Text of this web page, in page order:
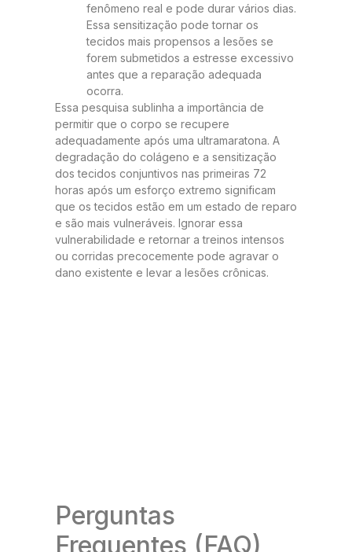
fenômeno real e pode durar vários dias.
Essa sensitização pode tornar os
tecidos mais propensos a lesões se
forem submetidos a estresse excessivo
antes que a reparação adequada
ocorra.
Essa pesquisa sublinha a importância de
permitir que o corpo se recupere
adequadamente após uma ultramaratona. A
degradação do colágeno e a sensitização
dos tecidos conjuntivos nas primeiras 72
horas após um esforço extremo significam
que os tecidos estão em um estado de reparo
e são mais vulneráveis. Ignorar essa
vulnerabilidade e retornar a treinos intensos
ou corridas precocemente pode agravar o
dano existente e levar a lesões crônicas.
Perguntas
Frequentes (FAQ)